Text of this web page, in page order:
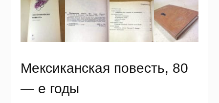
Мексиканская повесть, 80
— е годы